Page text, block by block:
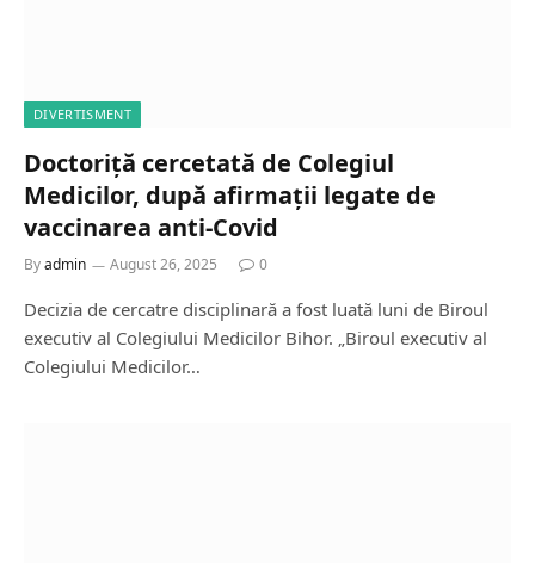
DIVERTISMENT
Doctoriță cercetată de Colegiul
Medicilor, după afirmații legate de
vaccinarea anti-Covid
Byadmin August 26, 2025 0
Decizia de cercatre disciplinară a fost luată luni de Biroul
executiv al Colegiului Medicilor Bihor. „Biroul executiv al
Colegiului Medicilor…